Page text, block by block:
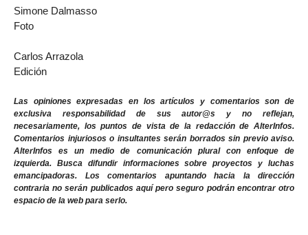
Simone Dalmasso
Foto
Carlos Arrazola
Edición
Las opiniones expresadas en los artículos y comentarios son de
exclusiva responsabilidad de sus autor@s y no reflejan,
necesariamente, los puntos de vista de la redacción de AlterInfos.
Comentarios injuriosos o insultantes serán borrados sin previo aviso.
AlterInfos es un medio de comunicación plural con enfoque de
izquierda. Busca difundir informaciones sobre proyectos y luchas
emancipadoras. Los comentarios apuntando hacia la dirección
contraria no serán publicados aquí pero seguro podrán encontrar otro
espacio de la web para serlo.